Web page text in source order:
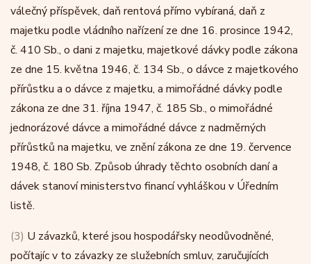
válečný příspěvek, daň rentová přímo vybíraná, daň z
majetku podle vládního nařízení ze dne 16. prosince 1942,
č. 410 Sb., o dani z majetku, majetkové dávky podle zákona
ze dne 15. května 1946, č. 134 Sb., o dávce z majetkového
přírůstku a o dávce z majetku, a mimořádné dávky podle
zákona ze dne 31. října 1947, č. 185 Sb., o mimořádné
jednorázové dávce a mimořádné dávce z nadměrných
přírůstků na majetku, ve znění zákona ze dne 19. července
1948, č. 180 Sb. Způsob úhrady těchto osobních daní a
dávek stanoví ministerstvo financí vyhláškou v Úředním
listě.
(3) U závazků, které jsou hospodářsky neodůvodněné,
počítajíc v to závazky ze služebních smluv, zaručujících